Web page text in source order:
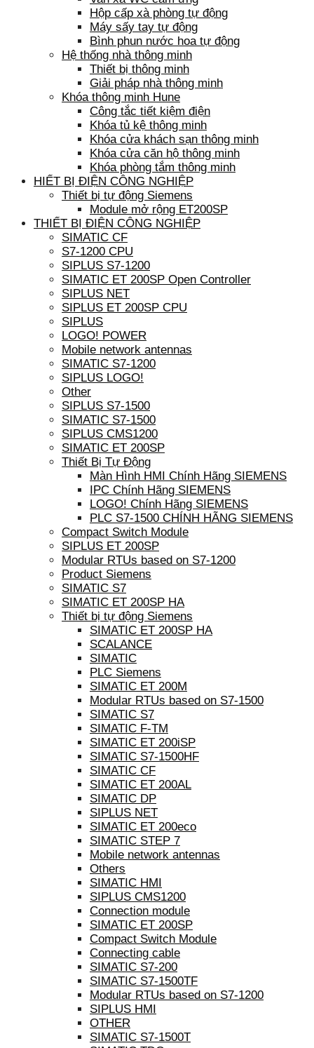
Hộp cấp xà phòng tự động
Máy sấy tay tự động
Bình phun nước hoa tự động
Hệ thống nhà thông minh
Thiết bị thông minh
Giải pháp nhà thông minh
Khóa thông minh Hune
Công tắc tiết kiệm điện
Khóa tủ kệ thông minh
Khóa cửa khách sạn thông minh
Khóa cửa căn hộ thông minh
Khóa phòng tắm thông minh
HIẾT BỊ ĐIỆN CÔNG NGHIỆP
Thiết bị tự động Siemens
Module mở rộng ET200SP
THIẾT BỊ ĐIỆN CÔNG NGHIỆP
SIMATIC CF
S7-1200 CPU
SIPLUS S7-1200
SIMATIC ET 200SP Open Controller
SIPLUS NET
SIPLUS ET 200SP CPU
SIPLUS
LOGO! POWER
Mobile network antennas
SIMATIC S7-1200
SIPLUS LOGO!
Other
SIPLUS S7-1500
SIMATIC S7-1500
SIPLUS CMS1200
SIMATIC ET 200SP
Thiết Bị Tự Động
Màn Hình HMI Chính Hãng SIEMENS
IPC Chính Hãng SIEMENS
LOGO! Chính Hãng SIEMENS
PLC S7-1500 CHÍNH HÃNG SIEMENS
Compact Switch Module
SIPLUS ET 200SP
Modular RTUs based on S7-1200
Product Siemens
SIMATIC S7
SIMATIC ET 200SP HA
Thiết bị tự động Siemens
SIMATIC ET 200SP HA
SCALANCE
SIMATIC
PLC Siemens
SIMATIC ET 200M
Modular RTUs based on S7-1500
SIMATIC S7
SIMATIC F-TM
SIMATIC ET 200iSP
SIMATIC S7-1500HF
SIMATIC CF
SIMATIC ET 200AL
SIMATIC DP
SIPLUS NET
SIMATIC ET 200eco
SIMATIC STEP 7
Mobile network antennas
Others
SIMATIC HMI
SIPLUS CMS1200
Connection module
SIMATIC ET 200SP
Compact Switch Module
Connecting cable
SIMATIC S7-200
SIMATIC S7-1500TF
Modular RTUs based on S7-1200
SIPLUS HMI
OTHER
SIMATIC S7-1500T